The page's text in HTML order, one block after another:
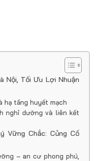
Nội, Tối Ưu Lợi Nhuận
hạ tầng huyết mạch
nghỉ dưỡng và liên kết
Vững Chắc: Củng Cố
– an cư phong phú,